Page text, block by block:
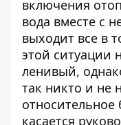
включения
вода вместе с
выходит все в
этой ситуации
ленивый,
так никто и не
относительное
касается